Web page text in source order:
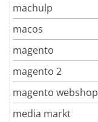
machulp
macos
magento
magento 2
magento webshop
media markt